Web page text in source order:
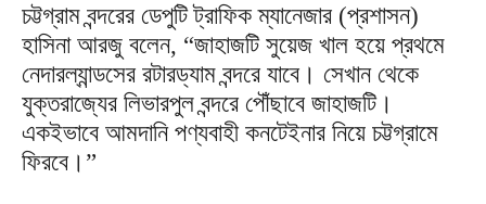
চট্টগ্রাম বন্দরের ডেপুটি ট্রাফিক ম্যানেজার (প্রশাসন)
হাসিনা আরজু বলেন, “জাহাজটি সুয়েজ খাল হয়ে প্রথমে
নেদারল্যান্ডসের রটারড্যাম বন্দরে যাবে। সেখান থেকে
যুক্তরাজ্যের লিভারপুল বন্দরে পৌঁছাবে জাহাজটি।
একইভাবে আমদানি পণ্যবাহী কনটেইনার নিয়ে চট্টগ্রামে
ফিরবে।”